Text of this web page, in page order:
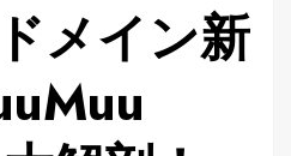
メイン新